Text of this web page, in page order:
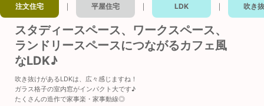
注文住宅 ｜ 平屋住宅 ｜ LDK ｜ 吹き
スタディースペース、ワークスペース、
ランドリースペースにつながるカフェ風
なLDK♪
吹き抜けがあるLDKは、広々感じますね！
ガラス格子の室内窓がインパクト大です♪
たくさんの造作で家事楽・家事動線◎